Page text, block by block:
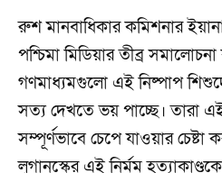
রুশ মানবাধিকার কমিশনার
পশ্চিমা মিডিয়ার তীব্র
গণমাধ্যমগুলো এই নিষ্পাপ
সত্য দেখতে ভয় পাচ্ছে। তারা এই
সম্পূর্ণভাবে চেপে যাওয়ার চেষ্টা
লুগানস্কের এই নির্মম